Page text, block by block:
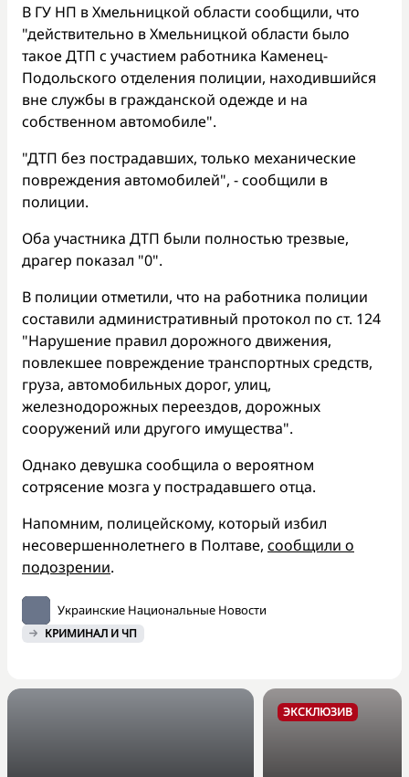
В ГУ НП в Хмельницкой области сообщили, что
"действительно в Хмельницкой области было
такое ДТП с участием работника Каменец-
Подольского отделения полиции, находившийся
вне службы в гражданской одежде и на
собственном автомобиле".
"ДТП без пострадавших, только механические
повреждения автомобилей", - сообщили в
полиции.
Оба участника ДТП были полностью трезвые,
драгер показал "0".
В полиции отметили, что на работника полиции
составили административный протокол по ст. 124
"Нарушение правил дорожного движения,
повлекшее повреждение транспортных средств,
груза, автомобильных дорог, улиц,
железнодорожных переездов, дорожных
сооружений или другого имущества".
Однако девушка сообщила о вероятном
сотрясение мозга у пострадавшего отца.
Напомним, полицейскому, который избил
несовершеннолетнего в Полтаве, сообщили о
подозрении.
Украинские Национальные Новости
КРИМИНАЛ И ЧП
ЭКСКЛЮЗИВ